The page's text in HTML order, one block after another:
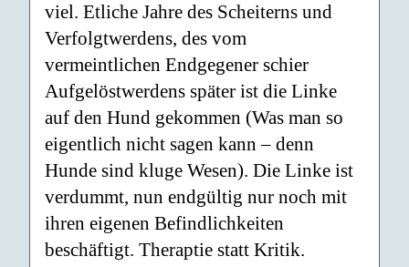
viel. Etliche Jahre des Scheiterns und
Verfolgtwerdens, des vom
vermeintlichen Endgegener schier
Aufgelöstwerdens später ist die Linke
auf den Hund gekommen (Was man so
eigentlich nicht sagen kann – denn
Hunde sind kluge Wesen). Die Linke ist
verdummt, nun endgültig nur noch mit
ihren eigenen Befindlichkeiten
beschäftigt. Theraptie statt Kritik.